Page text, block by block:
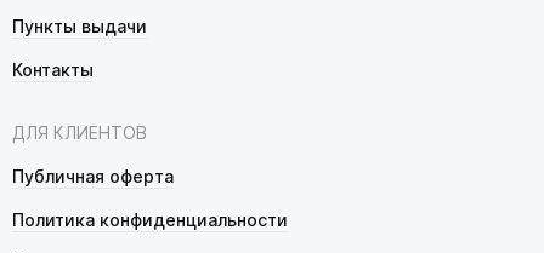
Пункты выдачи
Контакты
ДЛЯ КЛИЕНТОВ
Публичная оферта
Политика конфиденциальности